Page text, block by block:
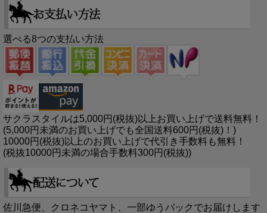
選べる8つの支払い方法
サクラスタイルは5,000円(税抜)以上お買い上げで送料無料！
(5,000円未満のお買い上げでも全国送料600円(税抜)！)
10000円(税抜)以上のお買い上げで代引き手数料も無料！
(税抜10000円未満の場合手数料300円(税抜))
佐川急便、クロネコヤマト、一部ゆうパックでお届けします